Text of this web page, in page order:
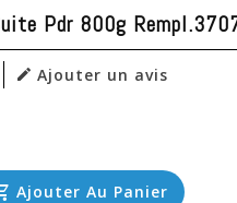
Pdr 800g
Ajouter un avis
Ajouter Au Panier